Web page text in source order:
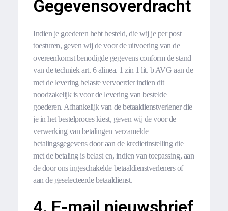
Gegevensoverdracht
Indien je goederen hebt besteld, die wij je per post
toesturen, geven wij de voor de uitvoering van de
overeenkomst benodigde gegevens conform de stand
van de techniek art. 6 alinea. 1 zin 1 lit. b AVG aan de
met de levering belaste vervoerder indien dit
noodzakelijk is voor de levering van bestelde
goederen. Afhankelijk van de betaaldienstverlener die
je in het bestelproces kiest, geven wij de voor de
verwerking van betalingen verzamelde
betalingsgegevens door aan de kredietinstelling die
met de betaling is belast en, indien van toepassing, aan
de door ons ingeschakelde betaaldienstverleners of
aan de geselecteerde betaaldienst.